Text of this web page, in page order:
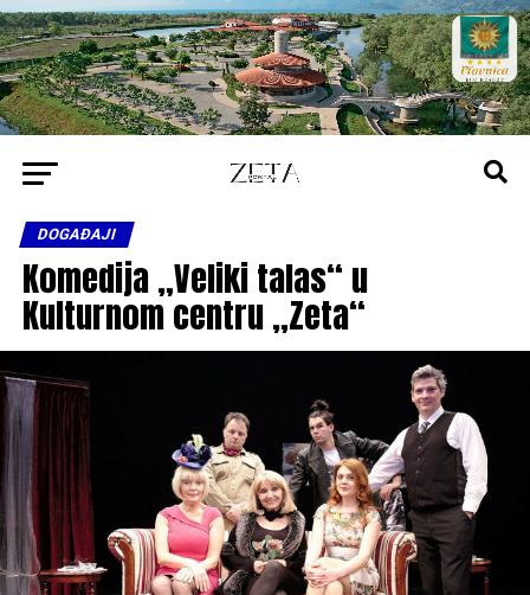
DOGAĐAJI
Komedija „Veliki talas“ u
Kulturnom centru „Zeta“